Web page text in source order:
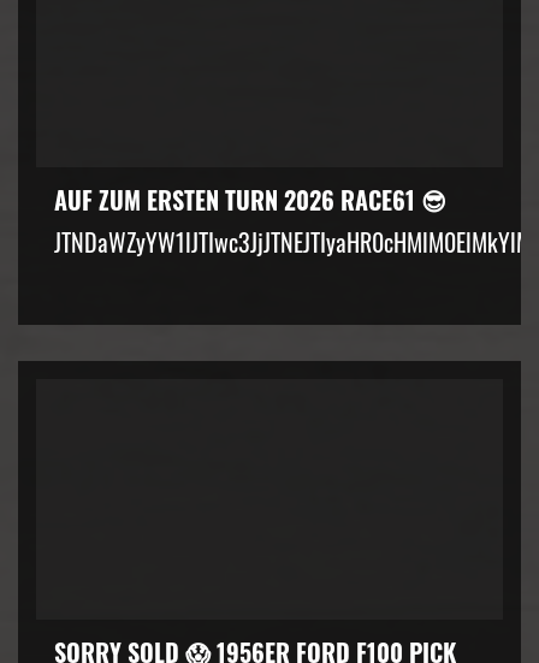
AUF ZUM ERSTEN TURN 2026 RACE61 😎
SORRY SOLD 😱 1956ER FORD F100 PICK